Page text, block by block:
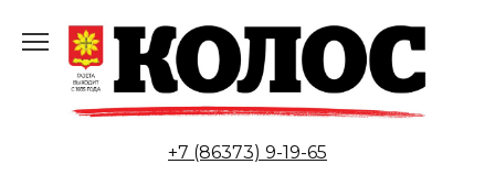
содержанию
+7 (86373) 9-19-65